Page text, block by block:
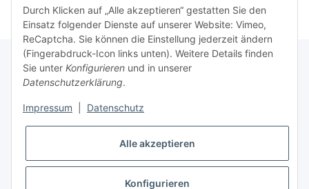
Informationen
Gesetzliche Informationen
Durch Klicken auf „Alle akzeptieren“ gestatten Sie den
Einsatz folgender Dienste auf unserer Website: Vimeo,
ReCaptcha. Sie können die Einstellung jederzeit ändern
(Fingerabdruck-Icon links unten). Weitere Details finden
Sie unter Konfigurieren und in unserer
Datenschutzerklärung.
Impressum Datenschutz
Alle akzeptieren
Konfigurieren